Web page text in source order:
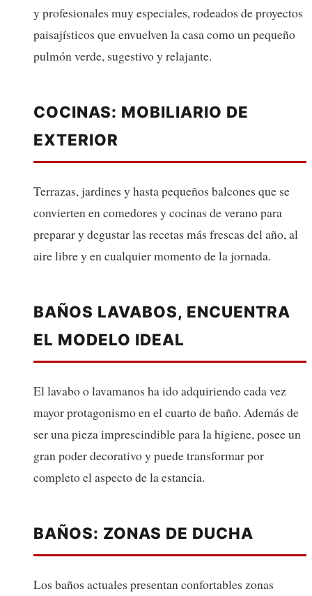
y profesionales muy especiales, rodeados de proyectos
paisajísticos que envuelven la casa como un pequeño
pulmón verde, sugestivo y relajante.
COCINAS: MOBILIARIO DE
EXTERIOR
Terrazas, jardines y hasta pequeños balcones que se
convierten en comedores y cocinas de verano para
preparar y degustar las recetas más frescas del año, al
aire libre y en cualquier momento de la jornada.
BAÑOS LAVABOS, ENCUENTRA
EL MODELO IDEAL
El lavabo o lavamanos ha ido adquiriendo cada vez
mayor protagonismo en el cuarto de baño. Además de
ser una pieza imprescindible para la higiene, posee un
gran poder decorativo y puede transformar por
completo el aspecto de la estancia.
BAÑOS: ZONAS DE DUCHA
Los baños actuales presentan confortables zonas